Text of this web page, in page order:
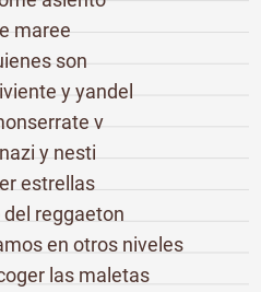
maree
son
y yandel
v
y nesti
estrellas
reggaeton
en otros niveles
las maletas